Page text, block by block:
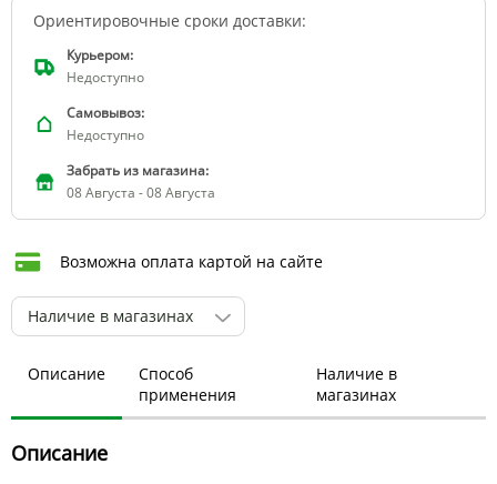
Ориентировочные сроки доставки:
Курьером:
Недоступно
Самовывоз:
Недоступно
Забрать из магазина:
08 Августа - 08 Августа
Возможна оплата картой на сайте
Наличие в магазинах
Описание
Способ
применения
Наличие в
магазинах
Описание